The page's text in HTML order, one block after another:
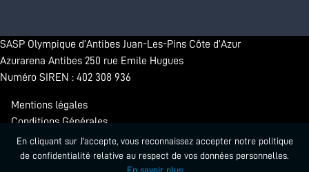
SASP Olympique d’Antibes Juan-Les-Pins Côte d’Azur
Azurarena Antibes 250 rue Emile Hugues
Numéro SIREN : 402 308 936
Mentions légales
Conditions Générales
Confidentialité
En cliquant sur J'accepte, vous reconnaissez accepter notre politique
de confidentialité relative au respect de vos données personnelles.
En savoir plus